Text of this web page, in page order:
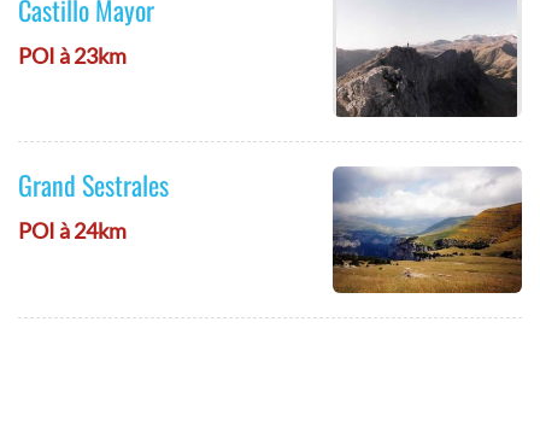
Castillo Mayor
POI à 23km
Grand Sestrales
POI à 24km